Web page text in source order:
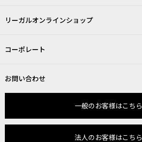
リーガルオンラインショップ
コーポレート
お問い合わせ
一般のお客様はこちら
法人のお客様はこちら